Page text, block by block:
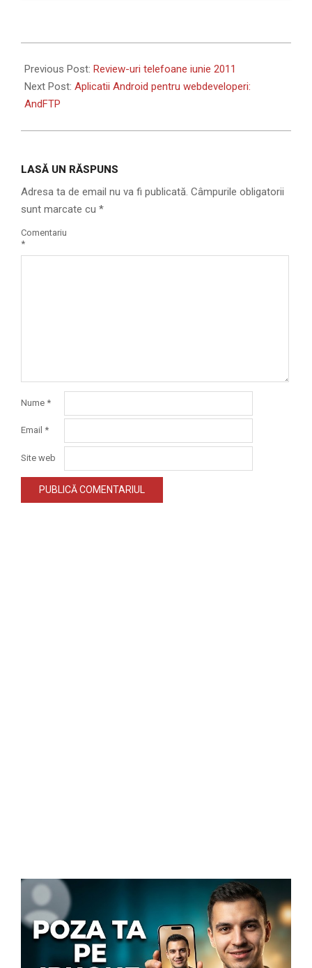
06-
16
Previous Post: Review-uri telefoane iunie 2011
Next Post: Aplicatii Android pentru webdeveloperi:
AndFTP
LASĂ UN RĂSPUNS
Adresa ta de email nu va fi publicată. Câmpurile obligatorii
sunt marcate cu *
Comentariu
*
Nume *
Email *
Site web